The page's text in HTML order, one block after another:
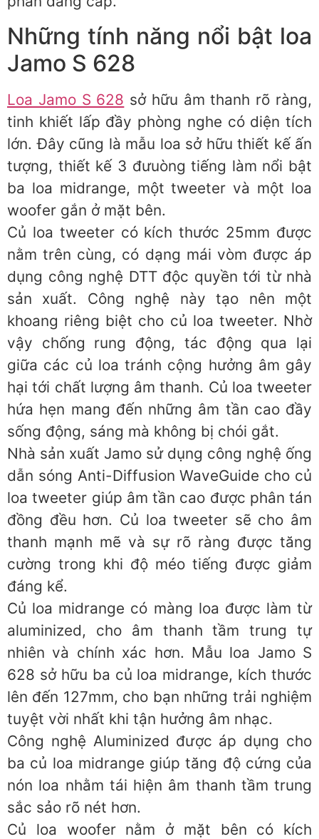
Những tính năng nổi bật loa
Jamo S 628
Loa Jamo S 628 sở hữu âm thanh rõ ràng,
tinh khiết lấp đầy phòng nghe có diện tích
lớn. Đây cũng là mẫu loa sở hữu thiết kế ấn
tượng, thiết kế 3 đưuòng tiếng làm nổi bật
ba loa midrange, một tweeter và một loa
woofer gắn ở mặt bên.
Củ loa tweeter có kích thước 25mm được
nằm trên cùng, có dạng mái vòm được áp
dụng công nghệ DTT độc quyền tới từ nhà
sản xuất. Công nghệ này tạo nên một
khoang riêng biệt cho củ loa tweeter. Nhờ
vậy chống rung động, tác động qua lại
giữa các củ loa tránh cộng hưởng âm gây
hại tới chất lượng âm thanh. Củ loa tweeter
hứa hẹn mang đến những âm tần cao đầy
sống động, sáng mà không bị chói gắt.
Nhà sản xuất Jamo sử dụng công nghệ ống
dẫn sóng Anti-Diffusion WaveGuide cho củ
loa tweeter giúp âm tần cao được phân tán
đồng đều hơn. Củ loa tweeter sẽ cho âm
thanh mạnh mẽ và sự rõ ràng được tăng
cường trong khi độ méo tiếng được giảm
đáng kể.
Củ loa midrange có màng loa được làm từ
aluminized, cho âm thanh tầm trung tự
nhiên và chính xác hơn. Mẫu loa Jamo S
628 sở hữu ba củ loa midrange, kích thước
lên đến 127mm, cho bạn những trải nghiệm
tuyệt vời nhất khi tận hưởng âm nhạc.
Công nghệ Aluminized được áp dụng cho
ba củ loa midrange giúp tăng độ cứng của
nón loa nhằm tái hiện âm thanh tầm trung
sắc sảo rõ nét hơn.
Củ loa woofer nằm ở mặt bên có kích